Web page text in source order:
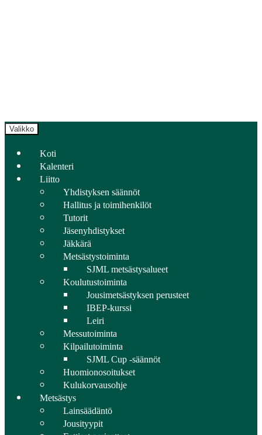
Valikko
Koti
Kalenteri
Liitto
Yhdistyksen säännöt
Hallitus ja toimihenkilöt
Tutorit
Jäsenyhdistykset
Jäkkärä
Metsästystoiminta
SJML metsästysalueet
Koulutustoiminta
Jousimetsästyksen perusteet
IBEP-kurssi
Leiri
Messutoiminta
Kilpailutoiminta
SJML Cup -säännöt
Huomionosoitukset
Kulukorvausohje
Metsästys
Lainsäädäntö
Jousityypit